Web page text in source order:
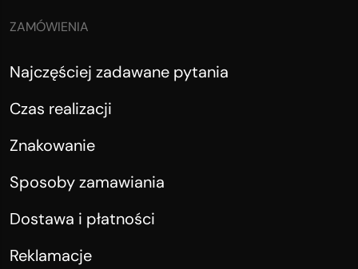
ZAMÓWIENIA
Najczęściej zadawane pytania
Czas realizacji
Znakowanie
Sposoby zamawiania
Dostawa i płatności
Reklamacje